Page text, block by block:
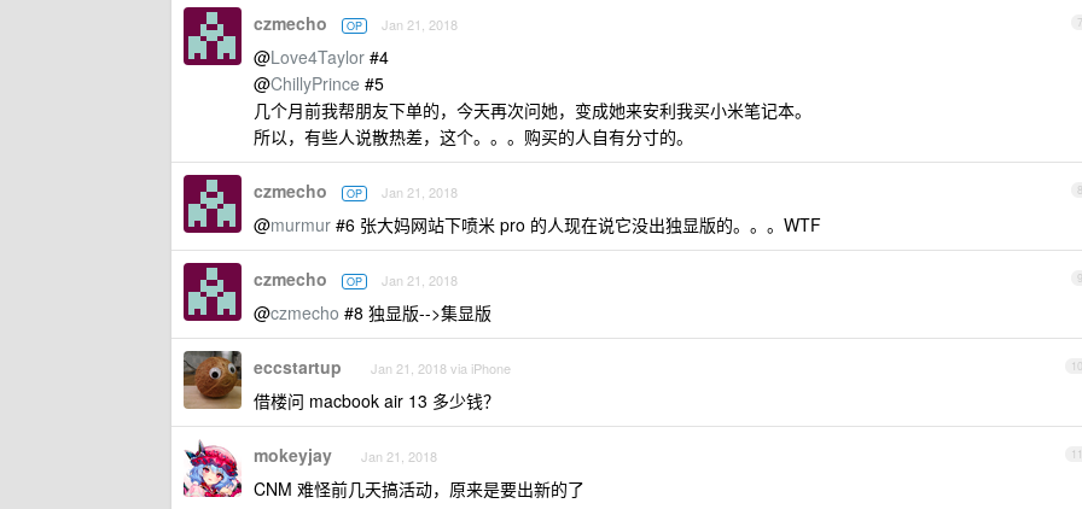
7
czmecho OP Jan 21, 2018
@Love4Taylor #4
@ChillyPrince #5
几个月前我帮朋友下单的，今天再次问她，变成她来安利我买小米笔记本。
所以，有些人说散热差，这个。。。购买的人自有分寸的。
8
czmecho OP Jan 21, 2018
@murmur #6 张大妈网站下喷米 pro 的人现在说它没出独显版的。。。WTF
9
czmecho OP Jan 21, 2018
@czmecho #8 独显版-->集显版
10
eccstartup Jan 21, 2018 via iPhone
借楼问 macbook air 13 多少钱？
11
mokeyjay Jan 21, 2018
CNM 难怪前几天搞活动，原来是要出新的了